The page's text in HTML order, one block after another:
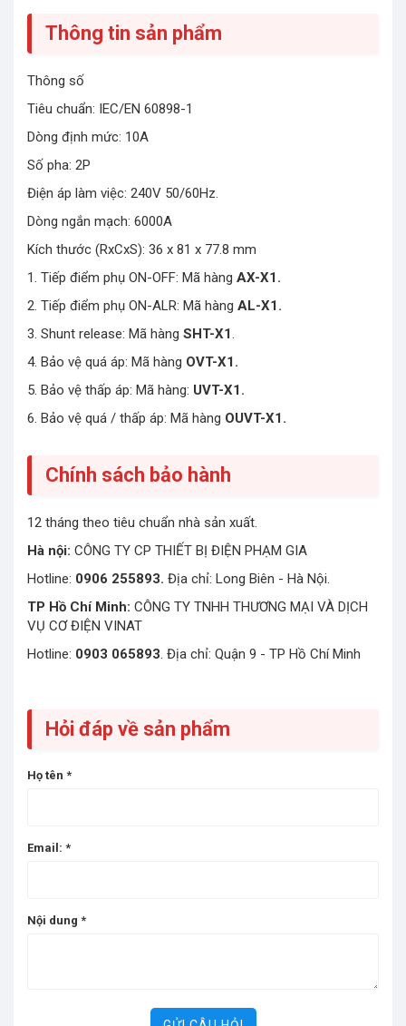
Thông tin sản phẩm
Thông số
Tiêu chuẩn: IEC/EN 60898-1
Dòng định mức: 10A
Số pha: 2P
Điện áp làm việc: 240V 50/60Hz.
Dòng ngắn mạch: 6000A
Kích thước (RxCxS): 36 x 81 x 77.8 mm
1. Tiếp điểm phụ ON-OFF: Mã hàng AX-X1.
2. Tiếp điểm phụ ON-ALR: Mã hàng AL-X1.
3. Shunt release: Mã hàng SHT-X1.
4. Bảo vệ quá áp: Mã hàng OVT-X1.
5. Bảo vệ thấp áp: Mã hàng: UVT-X1.
6. Bảo vệ quá / thấp áp: Mã hàng OUVT-X1.
Chính sách bảo hành
12 tháng theo tiêu chuẩn nhà sản xuất.
Hà nội: CÔNG TY CP THIẾT BỊ ĐIỆN PHẠM GIA
Hotline: 0906 255893. Địa chỉ: Long Biên - Hà Nội.
TP Hồ Chí Minh: CÔNG TY TNHH THƯƠNG MẠI VÀ DỊCH
VỤ CƠ ĐIỆN VINAT
Hotline: 0903 065893. Địa chỉ: Quận 9 - TP Hồ Chí Minh
Hỏi đáp về sản phẩm
Họ tên *
Email: *
Nội dung *